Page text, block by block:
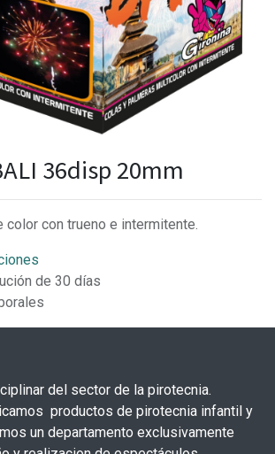
36disp 20mm
color con trueno e intermitente.
de 30 días
del sector de la pirotecnia.
productos de pirotecnia infantil y
un departamento exclusivamente